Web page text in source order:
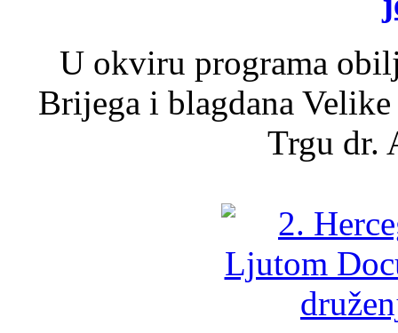
U okviru programa
Brijega i blagdana
Trgu dr.